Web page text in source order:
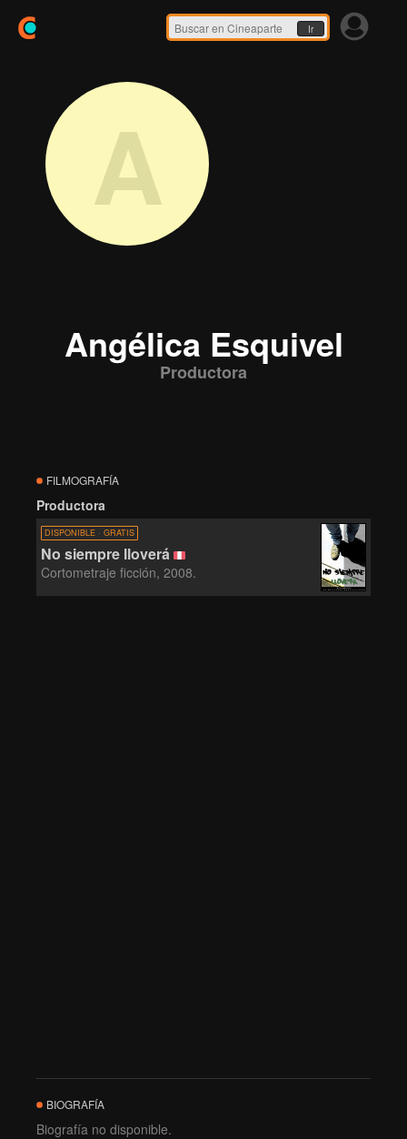
Ir
A
Angélica Esquivel
Productora
FILMOGRAFÍA
Productora
DISPONIBLE · GRATIS
No siempre lloverá
Cortometraje ficción, 2008.
BIOGRAFÍA
Biografía no disponible.